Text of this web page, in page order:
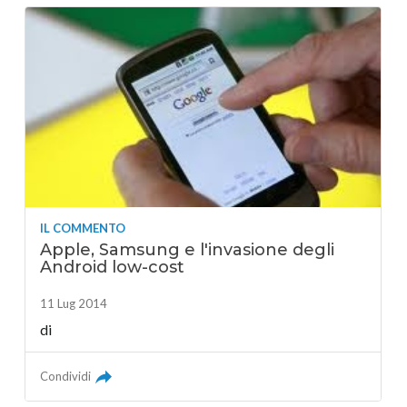
IL COMMENTO
Apple, Samsung e l'invasione degli
Android low-cost
11 Lug 2014
di
Condividi